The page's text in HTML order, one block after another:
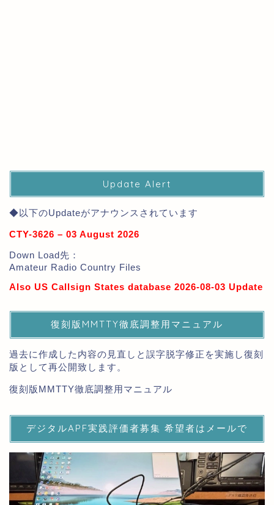
Update Alert
◆以下のUpdateがアナウンスされています
CTY-3626 – 03 August 2026
Down Load先：
Amateur Radio Country Files
Also US Callsign States database 2026-08-03 Update
復刻版MMTTY徹底調整用マニュアル
過去に作成した内容の見直しと誤字脱字修正を実施し復刻
版として再公開致します。
復刻版MMTTY徹底調整用マニュアル
デジタルAPF実践評価者募集 希望者はメールで